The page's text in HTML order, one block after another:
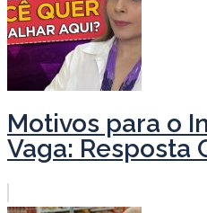
Motivos para o
Vaga: Resposta